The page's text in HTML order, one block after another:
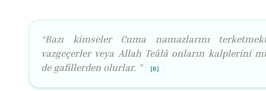
“Bazı kimseler Cuma namazlarını
vazgeçerler veya Allah Teâlâ onların kalplerini
de gafillerden olurlar. ”
[6]